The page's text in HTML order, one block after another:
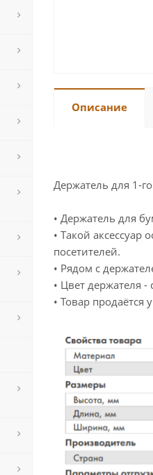
Описание
Держатель для 1-
• Держатель для
• Такой
посетителей.
• Рядом с
• Цвет держателя -
• Товар продаётся